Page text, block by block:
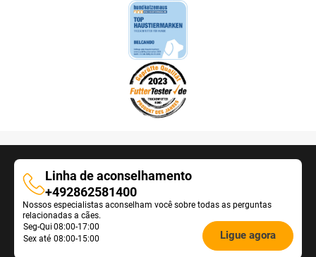
Linha de aconselhamento
Linha
de
aconselhamento
+492862581400
Nossos especialistas aconselham você sobre todas as perguntas
relacionadas a cães.
Öffnungszeiten
Futterberatung:
Seg-Qui 08:00-17:00
Sex até 08:00-15:00 Ligue agora